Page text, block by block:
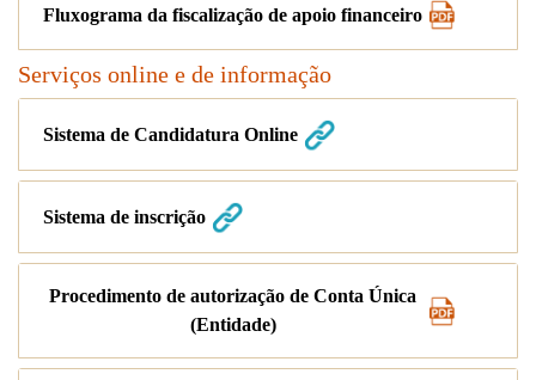
Fluxograma da fiscalização de apoio financeiro
Serviços online e de informação
Sistema de Candidatura Online
Sistema de inscrição
Procedimento de autorização de Conta Única
(Entidade)